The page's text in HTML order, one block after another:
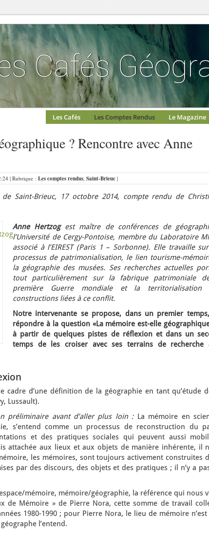
Les Cafés Les Comptes Rendus Le Magazine
? Rencontre avec Anne
| Rubrique : Les comptes rendus, Saint-Brieuc |
Saint-Brieuc,
17 octobre 2014, compte rendu de
Anne Hertzogest maître de conférences de
l’Université de Cergy-Pontoise, membre du Laboratoire
associé à l’EIREST (Paris 1 – Sorbonne). Elle travaille
processus de patrimonialisation, le lien tourisme-
la géographie des musées. Ses recherches actuelles
tout particulièrement sur la fabrique patrimoniale
première Guerre mondiale et la territorialisation
constructions liées à ce conflit.
Notre intervenante se propose, dans un premier
répondre à la question «La mémoire est-elle
à partir de quelques pistes de réflexion et dans un
temps de les croiser avec ses terrains de recherche
cadre d’une définition de la géographie en tant qu’étude
Lussault).
préliminaire avant d’aller plus loin : La mémoire en
s’entend comme un processus de reconstruction du
et des pratiques sociales qui peuvent aussi
attachée aux lieux et aux objets de manière inhérente, il
les mémoires, sont toujours activement construites
par des discours, des objets et des pratiques ; il n’y a
mémoire, mémoire/géographie, la référence qui nous
de Mémoire » de Pierre Nora, cette somme de travail
1980-1990 ; pour Pierre Nora, le lieu de mémoire n’est
l’entend.